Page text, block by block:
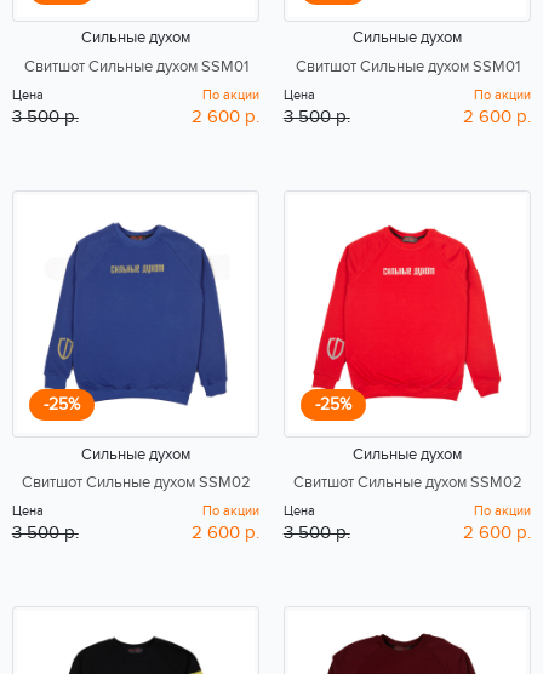
Сильные духом
Свитшот Сильные духом SSM01
Цена
3 500 р.
По акции
2 600 р.
Сильные духом
Свитшот Сильные духом SSM01
Цена
3 500 р.
По акции
2 600 р.
-25%
Сильные духом
Свитшот Сильные духом SSM02
Цена
3 500 р.
По акции
2 600 р.
-25%
Сильные духом
Свитшот Сильные духом SSM02
Цена
3 500 р.
По акции
2 600 р.